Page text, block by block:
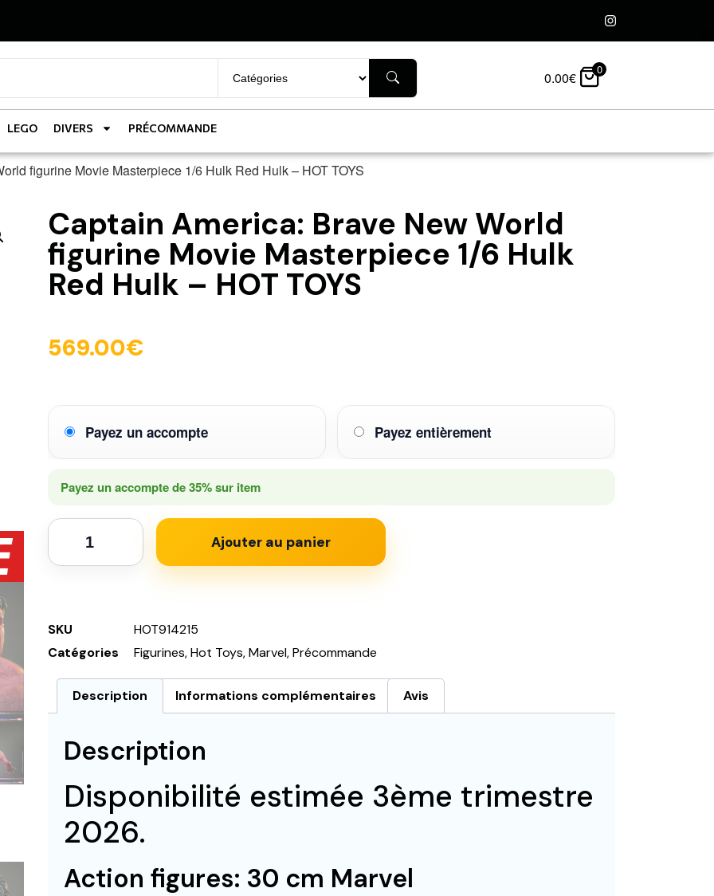
0.00€ 0
LEGO DIVERS PRÉCOMMANDE
figurine Movie Masterpiece 1/6 Hulk Red Hulk – HOT TOYS
Captain America: Brave New World
figurine Movie Masterpiece 1/6 Hulk
Red Hulk – HOT TOYS
569.00€
Payez un accompte Payez entièrement
Payez un accompte de35%sur item
Ajouter au panier
SKU
HOT914215
Catégories
Figurines,Hot Toys,Marvel,Précommande
Description Informations complémentaires Avis
Description
Disponibilité estimée 3ème trimestre
2026.
Action figures: 30 cm Marvel